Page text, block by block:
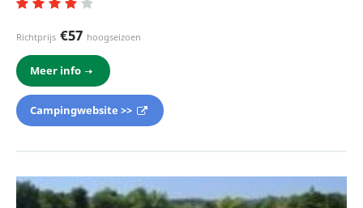
Richtprijs €57 hoogseizoen
Meer info
Campingwebsite >>